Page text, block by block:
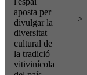
aposta per
divulgar la
diversitat
cultural de
la tradició
vitivinícola
>